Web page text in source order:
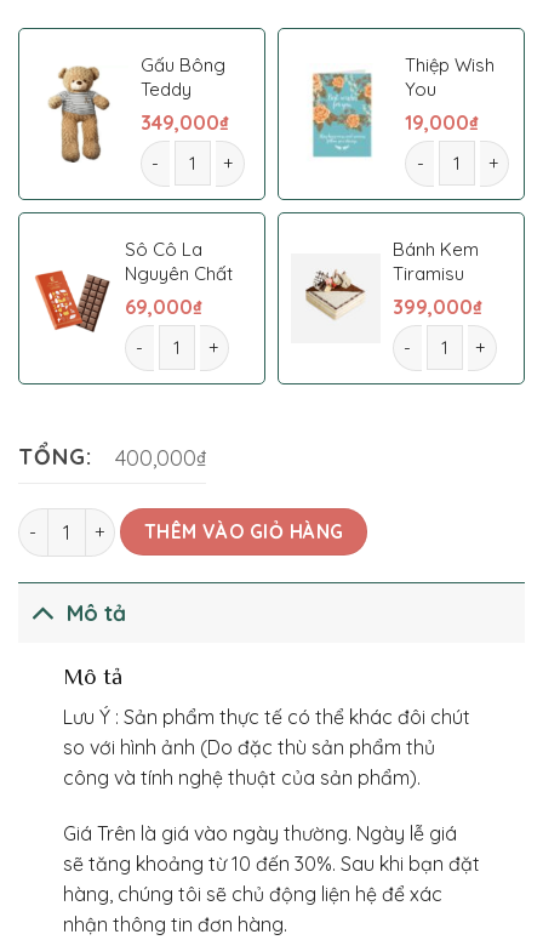
Gấu Bông
Teddy
349,000₫
Hoa Cưới 0014 số lượng
Thiệp Wish
You
19,000₫
Hoa Cưới 0014
Sô Cô La
Nguyên Chất
69,000₫
Hoa Cưới 0014 số lượng
Bánh Kem
Tiramisu
399,000₫
Hoa Cưới 0014 số
TỔNG: 400,000₫
Hoa Cưới 0014 số lượngTHÊM VÀO GIỎ HÀNG
Mô tả
Mô tả
Lưu Ý : Sản phẩm thực tế có thể khác đôi chút
so với hình ảnh (Do đặc thù sản phẩm thủ
công và tính nghệ thuật của sản phẩm).
Giá Trên là giá vào ngày thường. Ngày lễ giá
sẽ tăng khoảng từ 10 đến 30%. Sau khi bạn đặt
hàng, chúng tôi sẽ chủ động liện hệ để xác
nhận thông tin đơn hàng.